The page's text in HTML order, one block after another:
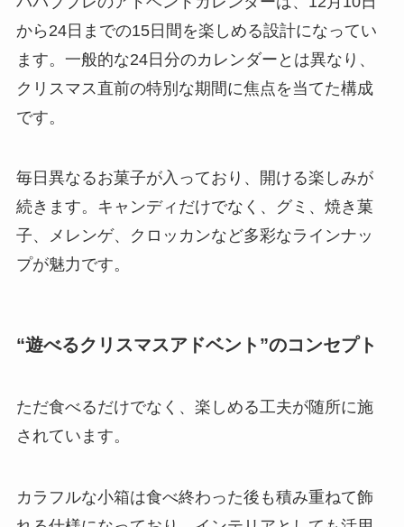
から24日までの15日間を楽しめる設計になってい
ます。一般的な24日分のカレンダーとは異なり、
クリスマス直前の特別な期間に焦点を当てた構成
です。
毎日異なるお菓子が入っており、開ける楽しみが
続きます。キャンディだけでなく、グミ、焼き菓
子、メレンゲ、クロッカンなど多彩なラインナッ
プが魅力です。
“遊べるクリスマスアドベント”のコンセプト
ただ食べるだけでなく、楽しめる工夫が随所に施
されています。
カラフルな小箱は食べ終わった後も積み重ねて飾